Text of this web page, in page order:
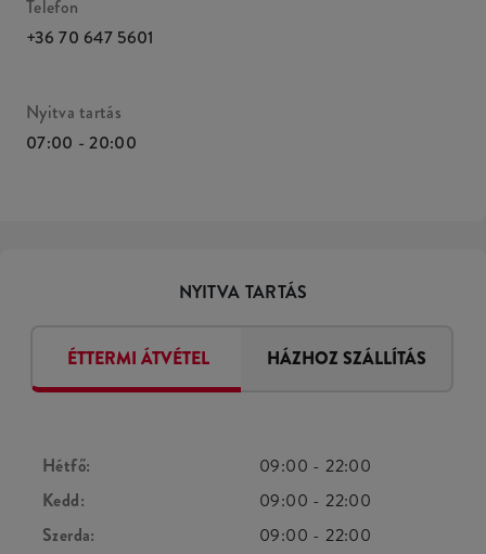
Telefon
+36 70 647 5601
Nyitva tartás
07:00 - 20:00
NYITVA TARTÁS
ÉTTERMI ÁTVÉTEL HÁZHOZ SZÁLLÍTÁS
Hétfő: 09:00 -22:00
Kedd:
09:00 -22:00
Szerda:
09:00 -22:00